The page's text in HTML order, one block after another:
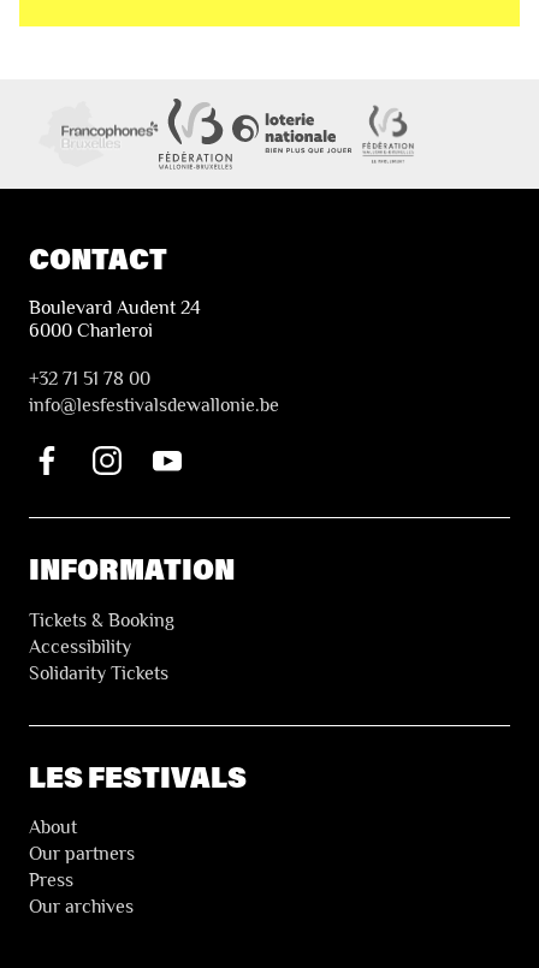
CONTACT
Boulevard Audent 24
6000 Charleroi
+32 71 51 78 00
info@lesfestivalsdewallonie.be
INFORMATION
Tickets & Booking
Accessibility
Solidarity Tickets
LES FESTIVALS
About
Our partners
Press
Our archives